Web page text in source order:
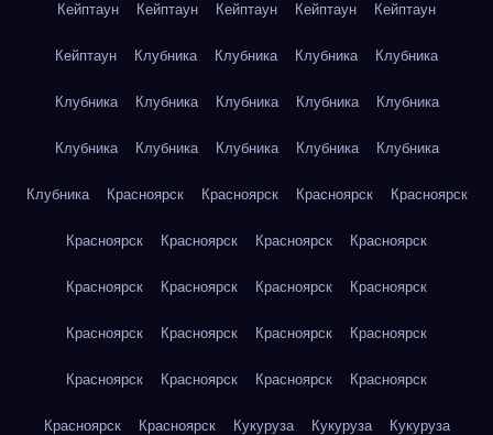
Кейптаун Кейптаун Кейптаун Кейптаун Кейптаун
Кейптаун Клубника Клубника Клубника Клубника
Клубника Клубника Клубника Клубника Клубника
Клубника Клубника Клубника Клубника Клубника
Клубника Красноярск Красноярск Красноярск Красноярск
Красноярск Красноярск Красноярск Красноярск
Красноярск Красноярск Красноярск Красноярск
Красноярск Красноярск Красноярск Красноярск
Красноярск Красноярск Красноярск Красноярск
Красноярск Красноярск Кукуруза Кукуруза Кукуруза